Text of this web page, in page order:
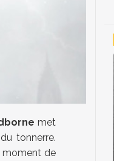
met
tonnerre.
moment de